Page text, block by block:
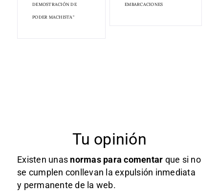
DEMOSTRACIÓN DE
PODER MACHISTA"
EMBARCACIONES
Tu opinión
Existen unas normas para comentar que si no
se cumplen conllevan la expulsión inmediata
y permanente de la web.